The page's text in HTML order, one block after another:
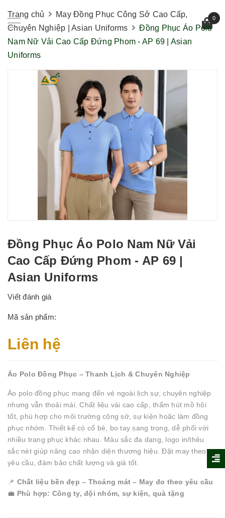
0
Trang chủ
May Đồng Phục Công Sở Cao Cấp,
Chuyên Nghiệp | Asian Uniforms
Đồng Phục Áo Polo
Nam Nữ Vải Cao Cấp Đứng Phom - AP 69 | Asian
Uniforms
Đồng Phục Áo Polo Nam Nữ Vải
Cao Cấp Đứng Phom - AP 69 |
Asian Uniforms
Viết đánh giá
Mã sản phẩm:
Liên hệ
Áo Polo Đồng Phục – Thanh Lịch & Chuyên Nghiệp
Áo polo đồng phục mang đến vẻ ngoài lịch sự, chuyên nghiệp
nhưng vẫn thoải mái. Chất liệu vải cao cấp, thấm hút mồ hôi
tốt, phù hợp cho môi trường công sở, sự kiện hoặc làm đồng
phục nhóm. Thiết kế có cổ bẻ, bo tay sang trọng, dễ phối với
nhiều trang phục khác nhau. Màu sắc đa dạng, logo in/thêu
sắc nét giúp nâng cao nhận diện thương hiệu. Đặt may theo
yêu cầu, đảm bảo chất lượng và giá tốt.
📌 Chất liệu bền đẹp – Thoáng mát – May đo theo yêu cầu
💼 Phù hợp: Công ty, đội nhóm, sự kiện, quà tặng